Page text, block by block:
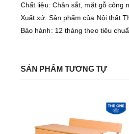
Chất liệu: Chân sắt, mặt gỗ công
Xuất xứ: Sản phẩm của Nội thất
Bảo hành: 12 tháng theo tiêu
SẢN PHẨM TƯƠNG TỰ